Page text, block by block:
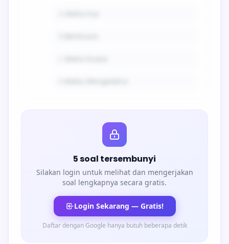
5 soal tersembunyi
Silakan login untuk melihat dan mengerjakan
soal lengkapnya secara gratis.
Login Sekarang — Gratis!
Daftar dengan Google hanya butuh beberapa detik